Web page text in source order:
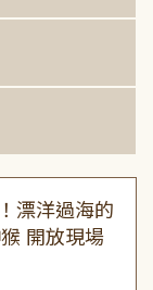
漂洋過海的
開放現場